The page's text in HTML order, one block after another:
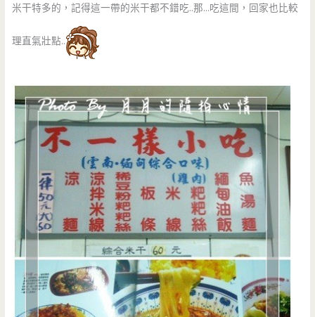
米干特多的，記得這一帶的米干都不錯吃..那…吃這間，回家也比較
理直氣壯點..